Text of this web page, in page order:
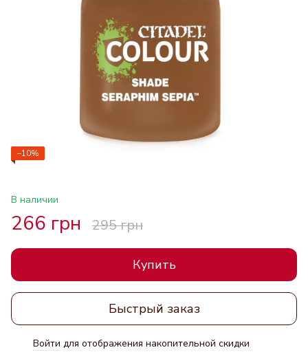
−10%
В наличии
266 грн 295 грн
Купить
Быстрый заказ
Войти для отображения накопительной скидки